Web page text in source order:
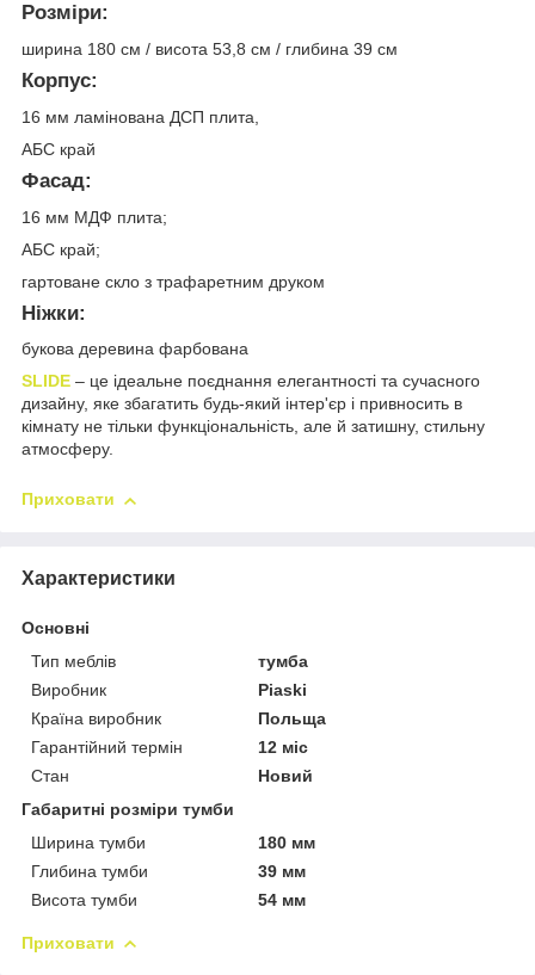
Розміри:
ширина 180 см / висота 53,8 ​​см / глибина 39 см
Корпус:
16 мм ламінована ДСП плита,
АБС край
Фасад:
16 мм МДФ плита;
АБС край;
гартоване скло з трафаретним друком
Ніжки:
букова деревина фарбована
SLIDE – це ідеальне поєднання елегантності та сучасного
дизайну, яке збагатить будь-який інтер'єр і привносить в
кімнату не тільки функціональність, але й затишну, стильну
атмосферу.
Приховати
Характеристики
Основні
Тип меблів
тумба
Виробник
Piaski
Країна виробник
Польща
Гарантійний термін
12 міс
Стан
Новий
Габаритні розміри тумби
Ширина тумби
180 мм
Глибина тумби
39 мм
Висота тумби
54 мм
Приховати